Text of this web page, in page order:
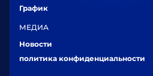
График
МЕДИА
Новости
политика конфиденциальности